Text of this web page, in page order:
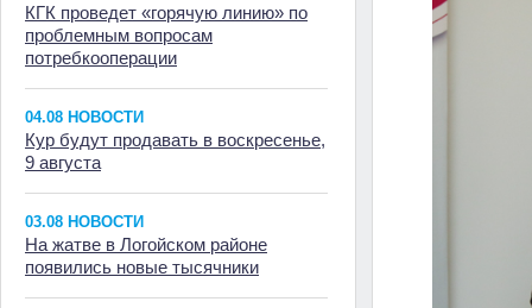
КГК проведет «горячую линию» по
проблемным вопросам
потребкооперации
04.08 НОВОСТИ
Кур будут продавать в воскресенье,
9 августа
03.08 НОВОСТИ
На жатве в Логойском районе
появились новые тысячники